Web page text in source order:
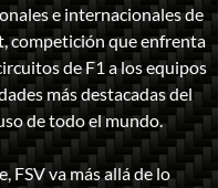
e internacionales de
competición que enfrenta
de F1 a los equipos
más destacadas del
de todo el mundo.
FSV va más allá de lo